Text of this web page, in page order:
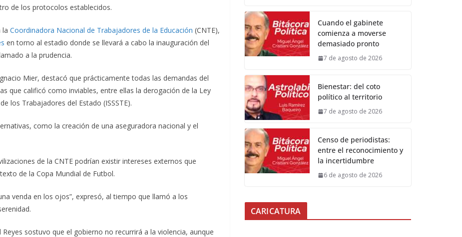
de los protocolos establecidos.
la Coordinadora Nacional de Trabajadores de la Educación (CNTE),
en torno al estadio donde se llevará a cabo la inauguración del
a la prudencia.
Mier, destacó que prácticamente todas las demandas del
que calificó como inviables, entre ellas la derogación de la Ley
los Trabajadores del Estado (ISSSTE).
como la creación de una aseguradora nacional y el
de la CNTE podrían existir intereses externos que
de la Copa Mundial de Futbol.
venda en los ojos”, expresó, al tiempo que llamó a los
sostuvo que el gobierno no recurrirá a la violencia, aunque
Cuando el gabinete
comienza a moverse
demasiado pronto
7 de agosto de 2026
Bienestar: del coto
político al territorio
7 de agosto de 2026
Censo de periodistas:
entre el reconocimiento y
la incertidumbre
6 de agosto de 2026
CARICATURA